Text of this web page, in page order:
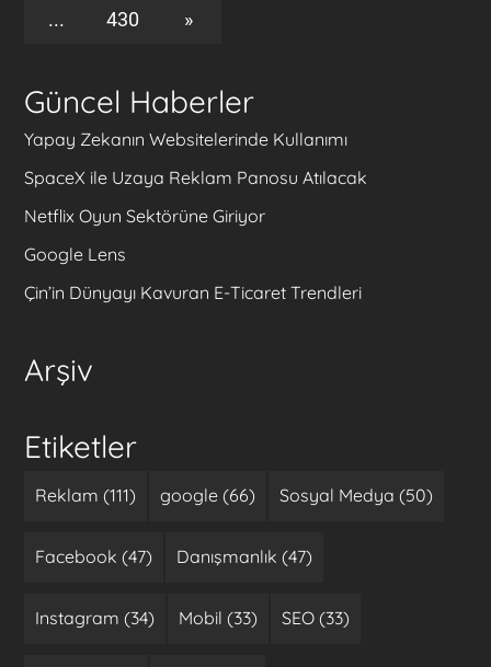
... 430 »
Güncel Haberler
Yapay Zekanın Websitelerinde Kullanımı
SpaceX ile Uzaya Reklam Panosu Atılacak
Netflix Oyun Sektörüne Giriyor
Google Lens
Çin’in Dünyayı Kavuran E-Ticaret Trendleri
Arşiv
Etiketler
Reklam (111) google (66) Sosyal Medya (50)
Facebook (47) Danışmanlık (47)
Instagram (34) Mobil (33) SEO (33)